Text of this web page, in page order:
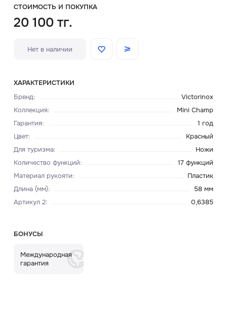
СТОИМОСТЬ И ПОКУПКА
20 100 тг.
Нет в наличии
ХАРАКТЕРИСТИКИ
Бренд:
Victorinox
Коллекция:
Mini Champ
Гарантия:
1 год
Цвет:
Красный
Для туризма:
Ножи
Количество функций:
17 функций
Материал рукояти:
Пластик
Длина (мм):
58 мм
Артикул 2: 0,6385
БОНУСЫ
Международная
гарантия
О нас